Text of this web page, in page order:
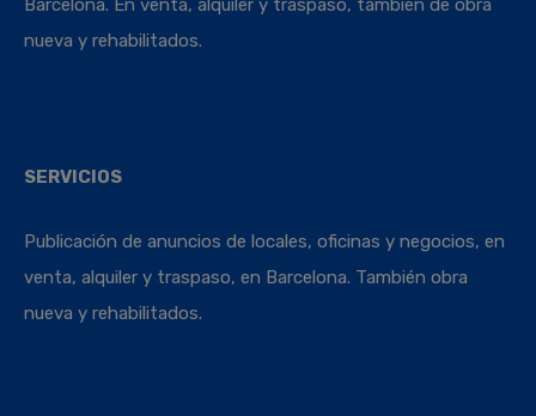
Barcelona. En venta, alquiler y traspaso, también de obra
nueva y rehabilitados.
SERVICIOS
Publicación de anuncios de locales, oficinas y negocios, en
venta, alquiler y traspaso, en Barcelona. También obra
nueva y rehabilitados.